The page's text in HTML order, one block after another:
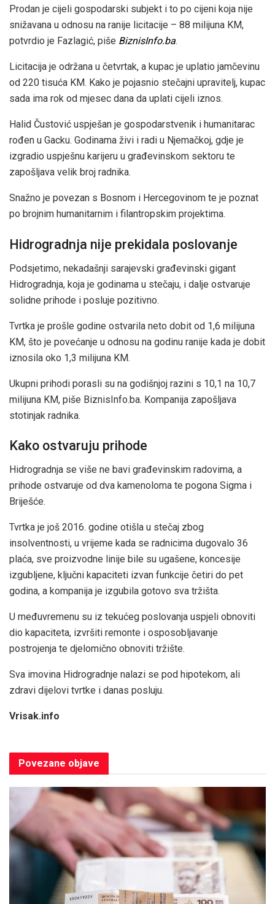
Prodan je cijeli gospodarski subjekt i to po cijeni koja nije
snižavana u odnosu na ranije licitacije – 88 milijuna KM,
potvrdio je Fazlagić, piše BiznisInfo.ba.
Licitacija je održana u četvrtak, a kupac je uplatio jamčevinu
od 220 tisuća KM. Kako je pojasnio stečajni upravitelj, kupac
sada ima rok od mjesec dana da uplati cijeli iznos.
Halid Čustović uspješan je gospodarstvenik i humanitarac
rođen u Gacku. Godinama živi i radi u Njemačkoj, gdje je
izgradio uspješnu karijeru u građevinskom sektoru te
zapošljava velik broj radnika.
Snažno je povezan s Bosnom i Hercegovinom te je poznat
po brojnim humanitarnim i filantropskim projektima.
Hidrogradnja nije prekidala poslovanje
Podsjetimo, nekadašnji sarajevski građevinski gigant
Hidrogradnja, koja je godinama u stečaju, i dalje ostvaruje
solidne prihode i posluje pozitivno.
Tvrtka je prošle godine ostvarila neto dobit od 1,6 milijuna
KM, što je povećanje u odnosu na godinu ranije kada je dobit
iznosila oko 1,3 milijuna KM.
Ukupni prihodi porasli su na godišnjoj razini s 10,1 na 10,7
milijuna KM, piše BiznisInfo.ba. Kompanija zapošljava
stotinjak radnika.
Kako ostvaruju prihode
Hidrogradnja se više ne bavi građevinskim radovima, a
prihode ostvaruje od dva kamenoloma te pogona Sigma i
Briješće.
Tvrtka je još 2016. godine otišla u stečaj zbog
insolventnosti, u vrijeme kada se radnicima dugovalo 36
plaća, sve proizvodne linije bile su ugašene, koncesije
izgubljene, ključni kapaciteti izvan funkcije četiri do pet
godina, a kompanija je izgubila gotovo sva tržišta.
U međuvremenu su iz tekućeg poslovanja uspjeli obnoviti
dio kapaciteta, izvršiti remonte i osposobljavanje
postrojenja te djelomično obnoviti tržište.
Sva imovina Hidrogradnje nalazi se pod hipotekom, ali
zdravi dijelovi tvrtke i danas posluju.
Vrisak.info
Povezane objave